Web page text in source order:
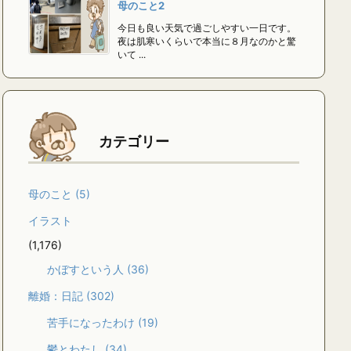
母のこと2
今日も良い天気で過ごしやすい一日です。
夜は肌寒いくらいで本当に８月なのかと驚
いて ...
カテゴリー
母のこと (5)
イラスト
(1,176)
かぼすという人 (36)
離婚：日記 (302)
苦手になったわけ (19)